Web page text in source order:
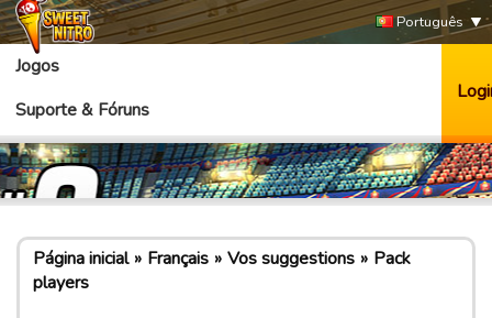
Português
Jogos
Suporte & Fóruns
Página inicial Français Vos suggestions
Pack
players